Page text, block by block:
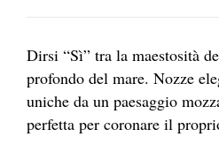
Dirsi “Sì” tra la maestosità
profondo del mare. Nozze
uniche da un paesaggio
perfetta per coronare il